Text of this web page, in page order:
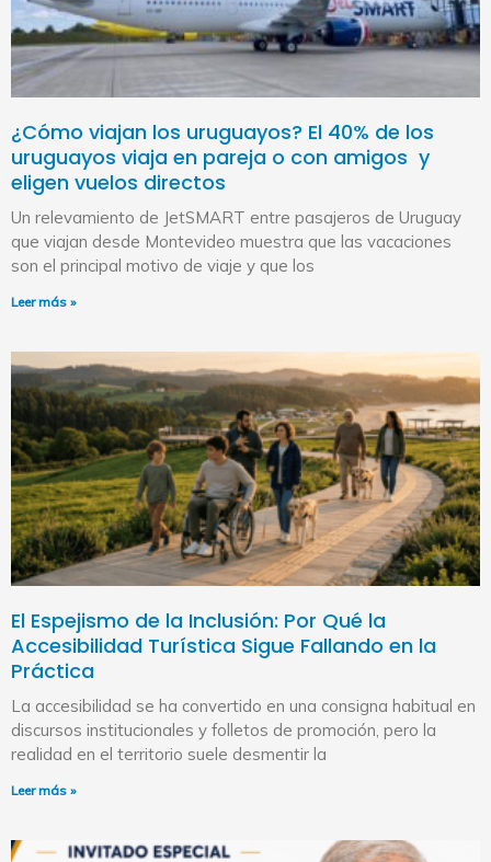
¿Cómo viajan los uruguayos? El 40% de los
uruguayos viaja en pareja o con amigos y
eligen vuelos directos
Un relevamiento de JetSMART entre pasajeros de Uruguay
que viajan desde Montevideo muestra que las vacaciones
son el principal motivo de viaje y que los
Leer más »
El Espejismo de la Inclusión: Por Qué la
Accesibilidad Turística Sigue Fallando en la
Práctica
La accesibilidad se ha convertido en una consigna habitual en
discursos institucionales y folletos de promoción, pero la
realidad en el territorio suele desmentir la
Leer más »